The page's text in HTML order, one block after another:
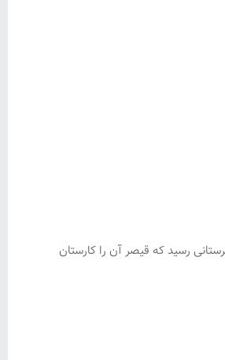
رسید که قیصر آن را کارستان